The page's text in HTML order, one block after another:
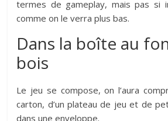
termes de gameplay, mais pas si
comme on le verra plus bas.
Dans la boîte au
bois
Le jeu se compose, on l’aura
carton, d’un plateau de jeu et de
dans une enveloppe.